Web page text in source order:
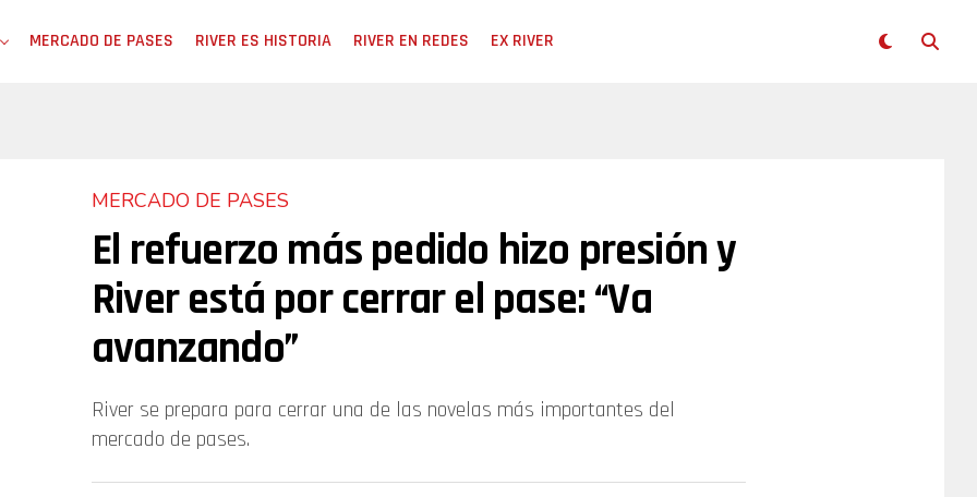
MERCADO DE PASES RIVER ES HISTORIA RIVER EN REDES EX RIVER
MERCADO DE PASES
El refuerzo más pedido hizo presión y
River está por cerrar el pase: “Va
avanzando”
River se prepara para cerrar una de las novelas más importantes del
mercado de pases.